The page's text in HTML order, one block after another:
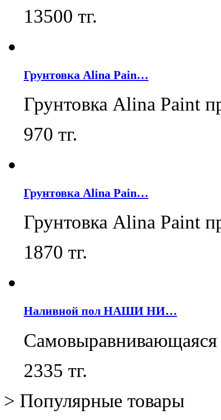
13500 тг.
Грунтовка Alina Pain…
Грунтовка Alina Paint
970 тг.
Грунтовка Alina Pain…
Грунтовка Alina Paint
1870 тг.
Наливной пол НАШИ НИ…
2335 тг.
> Популярные товары